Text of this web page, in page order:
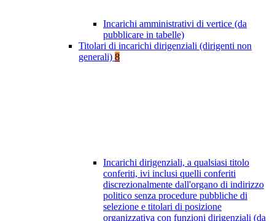
Incarichi amministrativi di vertice (da
pubblicare in tabelle)
Titolari di incarichi dirigenziali (dirigenti non
generali) 8
Incarichi dirigenziali, a qualsiasi titolo
conferiti, ivi inclusi quelli conferiti
discrezionalmente dall'organo di indirizzo
politico senza procedure pubbliche di
selezione e titolari di posizione
organizzativa con funzioni dirigenziali (da